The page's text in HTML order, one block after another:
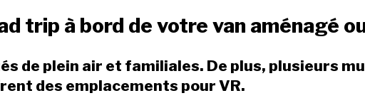
trip à bord de votre van aménagé
de plein air et familiales. De plus, plusieurs
des emplacements pour VR.